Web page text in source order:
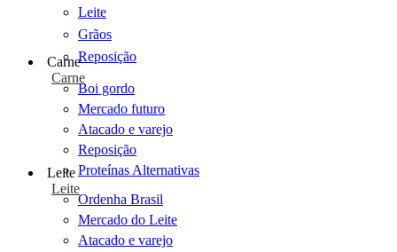
Leite
Grãos
Reposição
Carne
Carne
Boi gordo
Mercado futuro
Atacado e varejo
Reposição
Proteínas Alternativas
Leite
Leite
Ordenha Brasil
Mercado do Leite
Atacado e varejo